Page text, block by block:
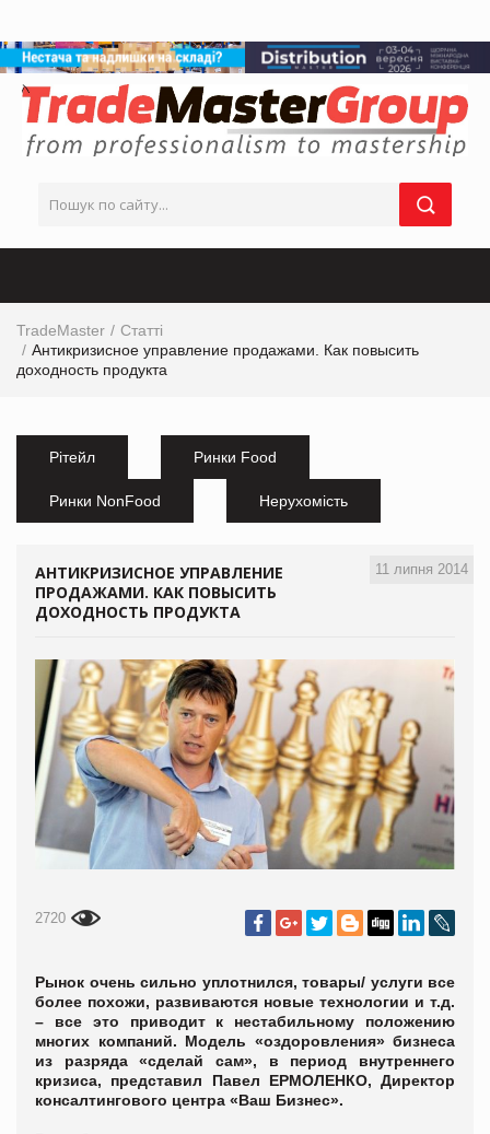
TradeMaster
Статті
Антикризисное управление продажами. Как повысить
доходность продукта
Рітейл Ринки Food
Ринки NonFood Нерухомість
11 липня 2014
АНТИКРИЗИСНОЕ УПРАВЛЕНИЕ
ПРОДАЖАМИ. КАК ПОВЫСИТЬ
ДОХОДНОСТЬ ПРОДУКТА
2720
Рынок очень сильно уплотнился, товары/ услуги все
более похожи, развиваются новые технологии и т.д.
– все это приводит к нестабильному положению
многих компаний. Модель «оздоровления» бизнеса
из разряда «сделай сам», в период внутреннего
кризиса, представил Павел ЕРМОЛЕНКО, Директор
консалтингового центра «Ваш Бизнес».